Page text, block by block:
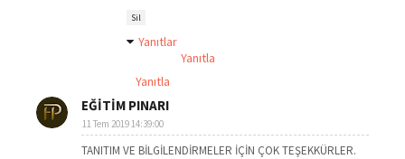
Sil
Yanıtlar
Yanıtla
Yanıtla
EĞİTİM PINARI
11 Tem 2019 14:39:00
TANITIM VE BİLGİLENDİRMELER İÇİN ÇOK TEŞEKKÜRLER.